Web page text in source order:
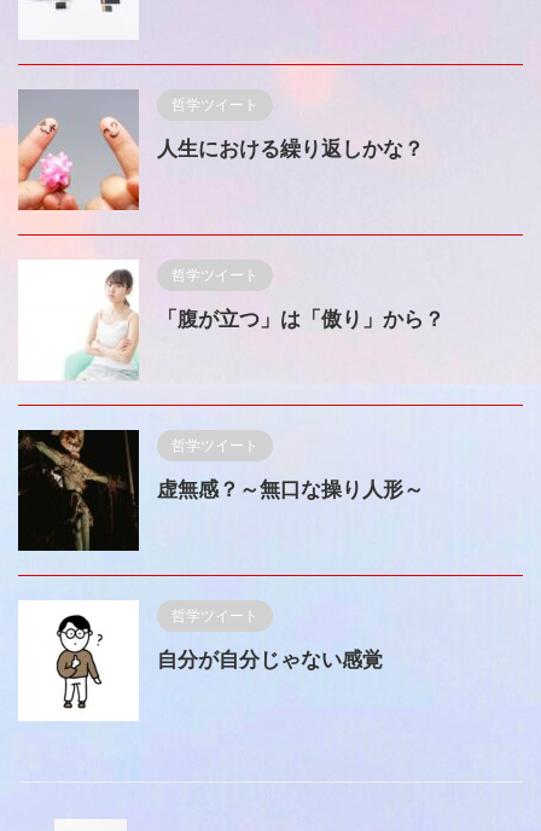
哲学ツイート
人生における繰り返しかな？
哲学ツイート
「腹が立つ」は「傲り」から？
哲学ツイート
虚無感？～無口な操り人形～
哲学ツイート
自分が自分じゃない感覚